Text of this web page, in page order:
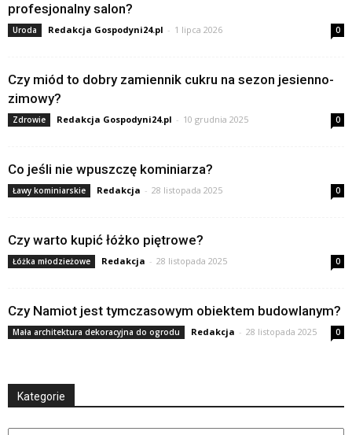
profesjonalny salon?
Uroda Redakcja Gospodyni24.pl - 1 lipca 2026 0
Czy miód to dobry zamiennik cukru na sezon jesienno-
zimowy?
Zdrowie Redakcja Gospodyni24.pl - 10 grudnia 2025 0
Co jeśli nie wpuszczę kominiarza?
Ławy kominiarskie Redakcja - 28 listopada 2025 0
Czy warto kupić łóżko piętrowe?
Łóżka młodzieżowe Redakcja - 28 listopada 2025 0
Czy Namiot jest tymczasowym obiektem budowlanym?
Mała architektura dekoracyjna do ogrodu Redakcja - 28 listopada 2025 0
Kategorie
Kategorie